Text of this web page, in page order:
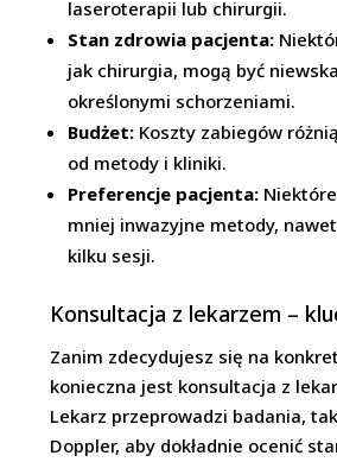
laseroterapii lub chirurgii.
Stan zdrowia pacjenta:
jak chirurgia, mogą być
określonymi schorzeniami.
Budżet: Koszty zabiegów
od metody i kliniki.
Preferencje pacjenta:
mniej inwazyjne metody,
kilku sesji.
Konsultacja z lekarzem –
Zanim zdecydujesz się na
konieczna jest konsultacja z
Lekarz przeprowadzi badania,
Doppler, aby dokładnie ocenić